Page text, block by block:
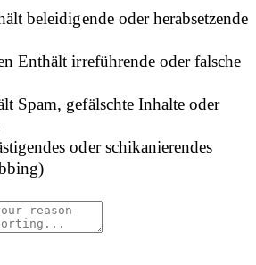
beleidigende oder herabsetzende
Enthält irreführende oder falsche
Spam, gefälschte Inhalte oder
oder schikanierendes